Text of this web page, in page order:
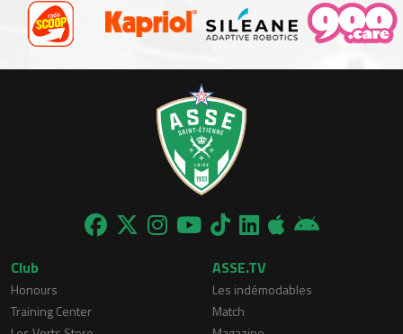
Club
Honours
Training Center
ASSE.TV
Les indémodables
Match